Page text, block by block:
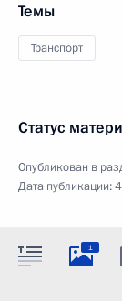
Темы
Транспорт
Статус
Опубликован в
Дата публикации:
1